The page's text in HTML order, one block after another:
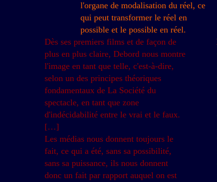
l'organe de modalisation du réel, ce
qui peut transformer le réel en
possible et le possible en réel.
Dès ses premiers films et de façon de
plus en plus claire, Debord nous montre
l'image en tant que telle, c'est-à-dire,
selon un des principes théoriques
fondamentaux de La Société du
spectacle, en tant que zone
d'indécidabilité entre le vrai et le faux.
[…]
Les médias nous donnent toujours le
fait, ce qui a été, sans sa possibilité,
sans sa puissance, ils nous donnent
donc un fait par rapport auquel on est